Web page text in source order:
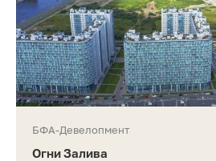
БФА-Девелопмент
Огни Залива